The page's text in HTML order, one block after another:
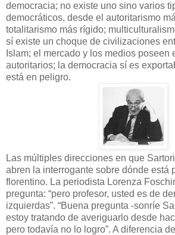
democracia; no existe uno sino varios
democráticos, desde el autoritarismo
totalitarismo más rígido;
sí existe un choque de civilizaciones
Islam; el mercado y los medios poseen
autoritarios; la democracia sí es
está en peligro.
Las múltiples direcciones en que
abren la interrogante sobre dónde está
florentino. La periodista Lorenza
pregunta: “pero profesor, usted es de
izquierdas”. “Buena pregunta -sonríe
estoy tratando de averiguarlo desde
pero todavía no lo logro”. A diferencia